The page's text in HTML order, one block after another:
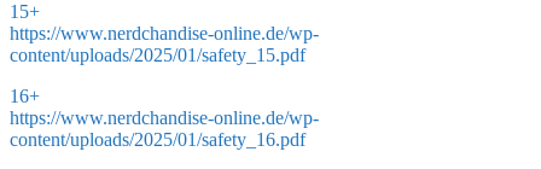
15+
https://www.nerdchandise-online.de/wp-
content/uploads/2025/01/safety_15.pdf
16+
https://www.nerdchandise-online.de/wp-
content/uploads/2025/01/safety_16.pdf